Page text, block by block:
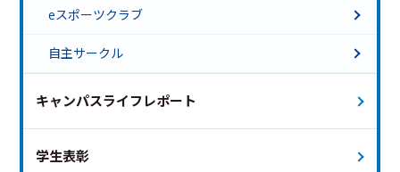
eスポーツクラブ
自主サークル
キャンパスライフレポート
学生表彰